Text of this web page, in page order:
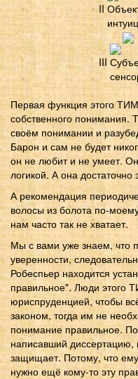
II
III
Первая функция этого ТИМ
собственного понимания.
своём понимании и
Барон и сам не будет
он не любит и не умеет.
логикой. А она достаточно
А рекомендация
волосы из болота по-
нам часто так не хватает.
Мы с вами уже знаем, что
уверенности,
Робеспьер находится
правильное". Люди этого
юриспруденцией, чтобы
законом, тогда им не
понимание правильное.
написавший диссертацию,
защищает. Потому, что
нужно ещё кому-то эту